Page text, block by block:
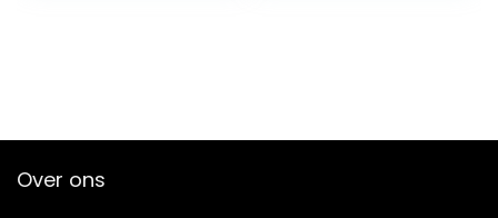
Over ons